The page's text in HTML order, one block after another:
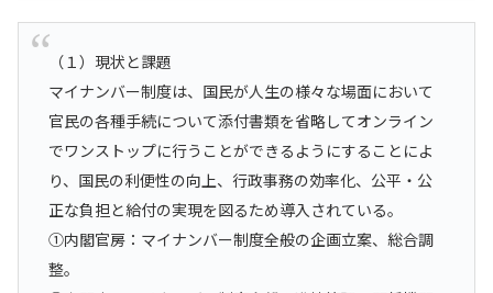
（１）現状と課題
マイナンバー制度は、国民が人生の様々な場面において
官民の各種手続について添付書類を省略してオンライン
でワンストップに行うことができるようにすることによ
り、国民の利便性の向上、行政事務の効率化、公平・公
正な負担と給付の実現を図るため導入されている。
①内閣官房：マイナンバー制度全般の企画立案、総合調
整。